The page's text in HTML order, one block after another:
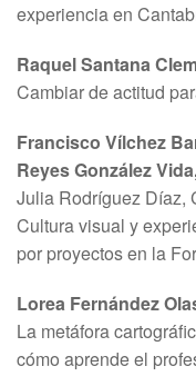
experiencia en
Raquel Santana
Cambiar de actitud
Francisco Vílchez
Reyes González
Julia Rodríguez Díaz,
Cultura visual y
por proyectos en la
Lorea Fernández
La metáfora
cómo aprende el